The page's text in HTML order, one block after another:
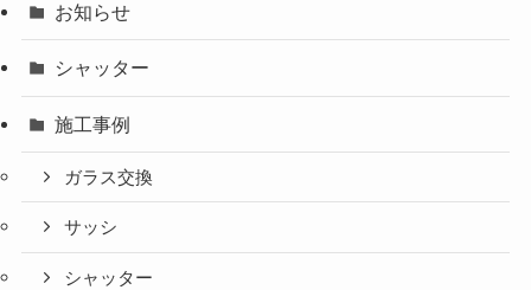
お知らせ
シャッター
施工事例
ガラス交換
サッシ
シャッター